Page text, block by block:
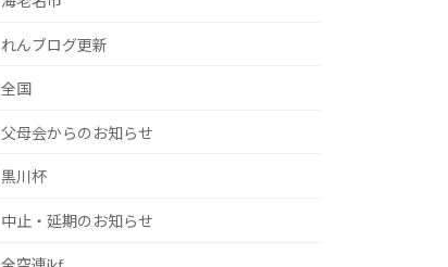
れんブログ更新
全国
父母会からのお知らせ
黒川杯
中止・延期のお知らせ